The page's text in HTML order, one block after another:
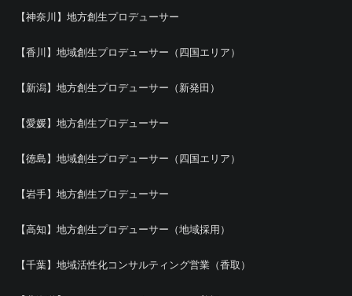
【神奈川】地方創生プロデューサー
【香川】地域創生プロデューサー（四国エリア）
【新潟】地方創生プロデューサー（新発田）
【愛媛】地方創生プロデューサー
【徳島】地域創生プロデューサー（四国エリア）
【岩手】地方創生プロデューサー
【高知】地方創生プロデューサー（地域採用）
【千葉】地域活性化コンサルティング営業（香取）